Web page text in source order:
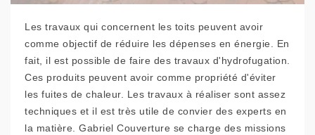
Les travaux qui concernent les toits peuvent avoir
comme objectif de réduire les dépenses en énergie. En
fait, il est possible de faire des travaux d'hydrofugation.
Ces produits peuvent avoir comme propriété d'éviter
les fuites de chaleur. Les travaux à réaliser sont assez
techniques et il est très utile de convier des experts en
la matière. Gabriel Couverture se charge des missions